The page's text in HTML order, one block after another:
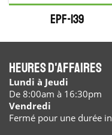
EPF-139
Heures d'affaires
Lundi à Jeudi
De 8:00am à 16:30pm
Vendredi
Fermé pour une durée